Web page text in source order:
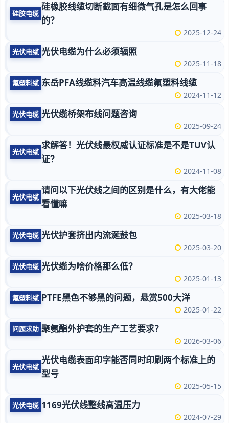
硅胶电缆
硅橡胶线缆切断截面有细微气孔是怎么回事
的？
2025-12-24
光伏电缆 光伏电缆为什么必须辐照
2025-11-18
氟塑料缆 东岳PFA线缆料汽车高温线缆氟塑料线缆
2024-11-12
光伏电缆 光伏缆桥架布线问题咨询
2025-09-24
光伏电缆
求解答！光伏线最权威认证标准是不是TUV认
证？
2024-11-08
光伏电缆
请问以下光伏线之间的区别是什么，有大佬能
看懂嘛
2025-03-18
光伏电缆 光伏护套挤出内流涎鼓包
2025-03-20
光伏电缆 光伏缆为啥价格那么低？
2025-01-13
氟塑料缆 PTFE黑色不够黑的问题，悬赏500大洋
2025-01-22
问题求助 聚氨酯外护套的生产工艺要求？
2026-03-06
光伏电缆
光伏电缆表面印字能否同时印刷两个标准上的
型号
2025-05-15
光伏电缆 1169光伏线整线高温压力
2024-07-29